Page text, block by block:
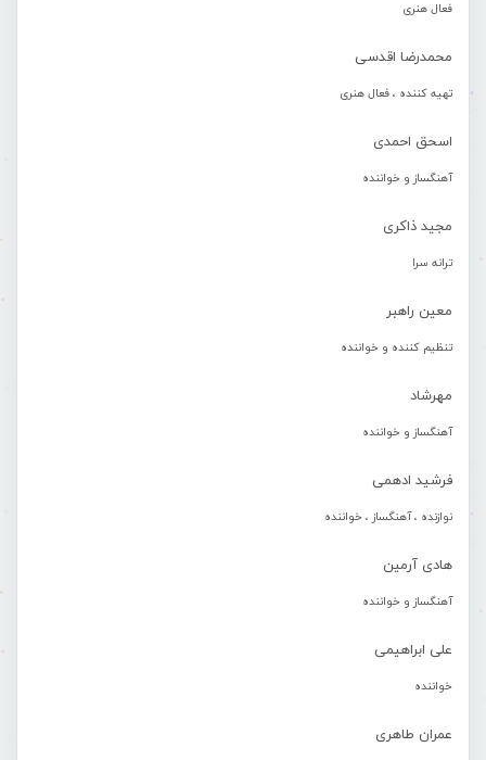
فعال هنری
محمدرضا اقدسی
تهیه کننده ، فعال هنری
اسحق احمدی
آهنگساز و خواننده
مجید ذاکری
ترانه سرا
معین راهبر
تنظیم کننده و خواننده
مهرشاد
آهنگساز و خواننده
فرشید ادهمی
نوازنده ، آهنگساز ، خواننده
هادی آرمین
آهنگساز و خواننده
علی ابراهیمی
خواننده
عمران طاهری